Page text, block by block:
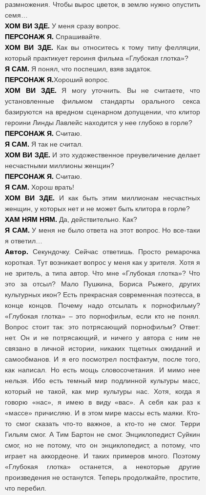
размножения. Чтобы вырос цветок, в землю нужно опустить
семя…
ХОМ ВИ ЗДЕ. У меня сразу вопрос.
ПЕРСОНАЖ Я. Спрашивайте.
ХОМ ВИ ЗДЕ. Как вы относитесь к тому типу фелляции,
который практикует героиня фильма «Глубокая глотка»?
Я САМ. Я понял, что поспешил, взяв задаток.
ПЕРСОНАЖ Я.Хороший вопрос.
ХОМ ВИ ЗДЕ. Я могу уточнить. Вы не считаете, что
установленные фильмом стандарты орального секса
базируются на вредном сценарном допущении, что клитор
героини Линды Лавлейс находится у нее глубоко в горле?
ПЕРСОНАЖ Я. Считаю.
Я САМ. Я так не считал.
ХОМ ВИ ЗДЕ. И это художественное преувеличение делает
несчастными миллионы женщин?
ПЕРСОНАЖ Я. Считаю.
Я САМ. Хорош врать!
ХОМ ВИ ЗДЕ. И как быть этим миллионам несчастных
женщин, у которых нет и не может быть клитора в горле?
ХАМ НЯМ НЯМ. Да, действительно. Как?
Я САМ. У меня не было ответа на этот вопрос. Но все-таки
я ответил…
Автор. Секундочку. Сейчас ответишь. Просто ремарочка
короткая. Тут возникает вопрос у меня как у зрителя. Хотя я
не зритель, а типа автор. Что мне «Глубокая глотка»? Что
это за отсыл? Мало Пушкина, Бориса Рыжего, других
культурных икон? Есть прекрасная современная поэтесса, в
конце концов. Почему надо отсылать к порнофильму?
«Глубокая глотка» – это порнофильм, если кто не понял.
Вопрос стоит так: это потрясающий порнофильм? Ответ:
нет. Он и не потрясающий, и ничего у автора с ним не
связано в личной истории, никаких тщетных ожиданий и
самообманов. И я его посмотрел постфактум, после того,
как написал. Но есть мощь словосочетания. И мимо нее
нельзя. Ибо есть темный мир подлинной культуры масс,
который не такой, как мир культуры нас. Хотя, когда я
говорю «нас», я имею в виду «вас». А себя как раз к
«массе» причисляю. И в этом мире массы есть маяки. Кто-
то смог сказать что-то важное, а кто-то не смог. Терри
Гильям смог. А Тим Бартон не смог. Энциклопедист Суйкин
смог, но не потому, что он энциклопедист, а потому, что
играет на аккордеоне. И таких примеров много. Поэтому
«Глубокая глотка» останется, а некоторые другие
произведения не останутся. Теперь продолжайте, простите,
что перебил.